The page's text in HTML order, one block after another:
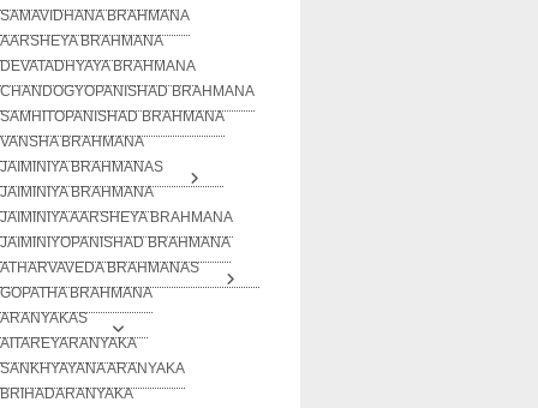
SAMAVIDHANA BRAHMANA
AARSHEYA BRAHMANA
DEVATADHYAYA BRAHMANA
CHANDOGYOPANISHAD BRAHMANA
SAMHITOPANISHAD BRAHMANA
VANSHA BRAHMANA
JAIMINIYA BRAHMANAS
JAIMINIYA BRAHMANA
JAIMINIYA AARSHEYA BRAHMANA
JAIMINIYOPANISHAD BRAHMANA
ATHARVAVEDA BRAHMANAS
GOPATHA BRAHMANA
ARANYAKAS
AITAREYARANYAKA
SANKHYAYANA ARANYAKA
BRIHADARANYAKA